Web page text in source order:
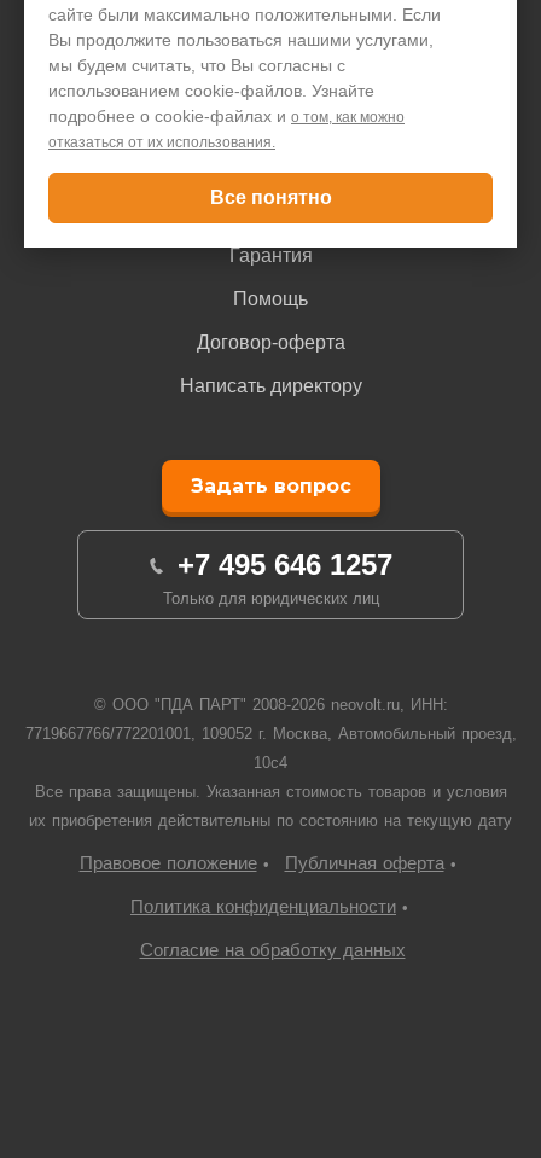
сайте были максимально положительными. Если
Вы продолжите пользоваться нашими услугами,
мы будем считать, что Вы согласны с
использованием cookie-файлов. Узнайте
подробнее о cookie-файлах и о том, как можно
отказаться от их использования.
Все понятно
Блог
Контакты
Покупателю
Гарантия
Помощь
Договор-оферта
Написать директору
Задать вопрос
+7 495 646 1257
Только для юридических лиц
© ООО "ПДА ПАРТ" 2008-2026neovolt.ru, ИНН:
7719667766/772201001, 109052 г. Москва, Автомобильный проезд,
10с4
Все права защищены. Указанная стоимость товаров и условия
их приобретения действительны по состоянию на текущую дату
Правовое положение• Публичная оферта•
Политика конфиденциальности •
Согласие на обработку данных